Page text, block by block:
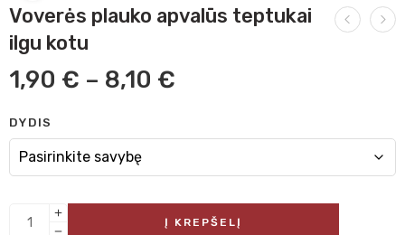
Voverės plauko apvalūs teptukai
ilgu kotu
1,90 € – 8,10 €
DYDIS
Į KREPŠELĮ